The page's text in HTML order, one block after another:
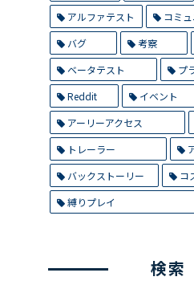
アルファテスト
コミ
バグ
考察
ベータテスト
プ
Reddit
イベント
アーリーアクセス
トレーラー
バックストーリー
コ
縛りプレイ
検索